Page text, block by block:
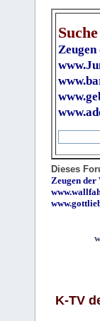
Dieses
Zeugen der
K-TV